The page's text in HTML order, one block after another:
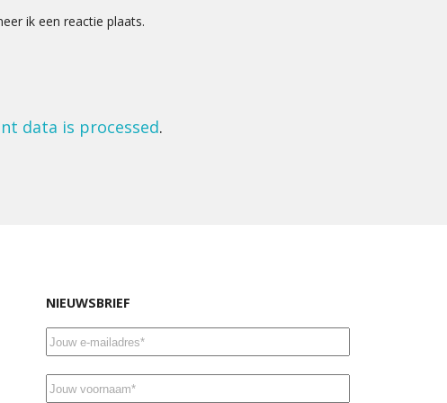
ik een reactie plaats.
data is processed.
NIEUWSBRIEF